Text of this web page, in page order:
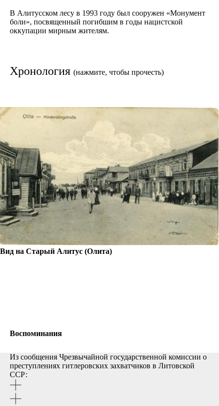
В Алитусском лесу в 1993 году был сооружен «Монумент
боли», посвященный погибшим в годы нацистской
оккупации мирным жителям.
Хронология (нажмите, чтобы прочесть)
Вид на Старый Алитус (Олита)
Воспоминания
Из сообщения Чрезвычайной государственной комиссии о
преступлениях гитлеровских захватчиков в Литовской
ССР: